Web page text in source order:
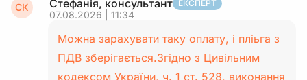
СК Стефанія, консультант ЕКСПЕРТ
07.08.2026 | 11:34
Можна зарахувати таку оплату, і пліьга з
ПДВ зберігається.Згідно з Цивільним
кодексом України, ч. 1 ст. 528, виконання